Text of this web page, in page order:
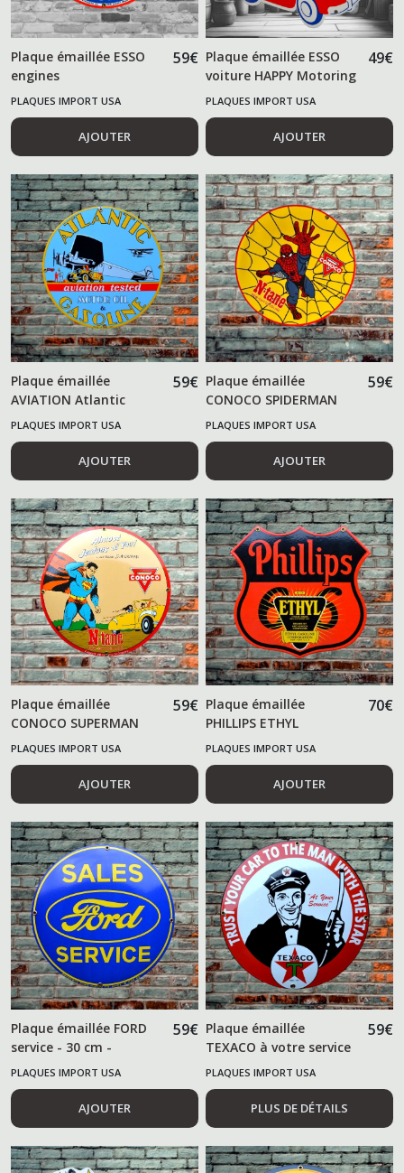
Plaque émaillée ESSO
engines
59€
PLAQUES IMPORT USA
AJOUTER
Plaque émaillée ESSO
voiture HAPPY Motoring
49€
PLAQUES IMPORT USA
AJOUTER
Plaque émaillée
AVIATION Atlantic
gasoline
59€
PLAQUES IMPORT USA
AJOUTER
Plaque émaillée
CONOCO SPIDERMAN
59€
PLAQUES IMPORT USA
AJOUTER
Plaque émaillée
CONOCO SUPERMAN
59€
PLAQUES IMPORT USA
AJOUTER
Plaque émaillée
PHILLIPS ETHYL
70€
PLAQUES IMPORT USA
AJOUTER
Plaque émaillée FORD
service - 30 cm -
59€
PLAQUES IMPORT USA
AJOUTER
Plaque émaillée
TEXACO à votre service
59€
PLAQUES IMPORT USA
PLUS DE DÉTAILS
Divers
(35)
Plaques
USA
Afficher
les
résultats